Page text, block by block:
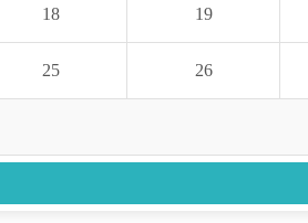
18 19
25 26